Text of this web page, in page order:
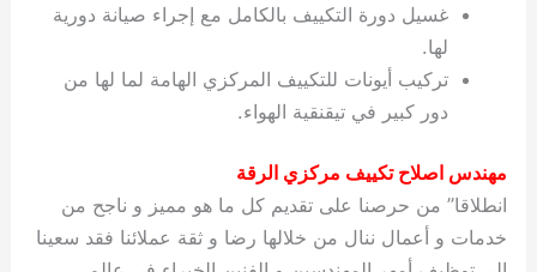
غسيل دورة التكييف بالكامل مع إجراء صيانة دورية
لها.
تركيب أيونات للتكييف المركزي الهامة لما لها من
دور كبير في تيقنقية الهواء.
مهندس اصلاح تكييف مركزي الرقة
انطلاقا” من حرصنا على تقديم كل ما هو مميز و ناجح من
خدمات و أعمال ننال من خلالها رضا و ثقة عملائنا فقد سعينا